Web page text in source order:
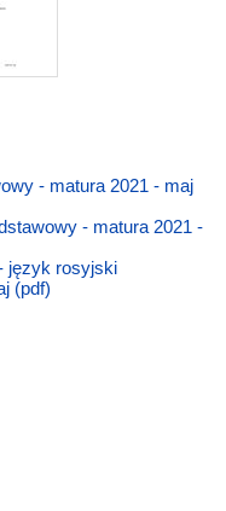
- matura 2021 - maj
- matura 2021 -
język rosyjski
(pdf)